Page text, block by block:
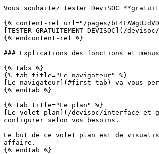
Vous souhaitez tester DeviSOC
{% content-ref url="/pages/
[TESTER GRATUITEMENT DEVISOC](/
{% endcontent-ref %}
### Explications des fonctions et
{% tabs %}
{% tab title="Le navigateur" %}
[Le navigateur](#first-tab) va vous
{% endtab %}
{% tab title="Le plan" %}
[Le volet plan](/devisoc/interface-et-
configurer selon vos besoins.
Le but de ce volet plan est de
affaire.
{% endtab %}